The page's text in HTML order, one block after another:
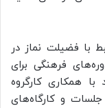
با فضیلت نماز در
فرهنگی برای
با همکاری کارگروه
جلسات و کارگاه‌های